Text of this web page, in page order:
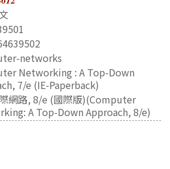
networks
Networking : A Top-Down
7/e (IE-Paperback)
網路, 8/e (國際版)(Computer
A Top-Down Approach, 8/e)